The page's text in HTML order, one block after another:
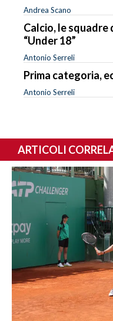
Andrea Scano
Calcio, le
“Under 18”
Antonio Serreli
Prima categoria,
Antonio Serreli
ARTICOLI